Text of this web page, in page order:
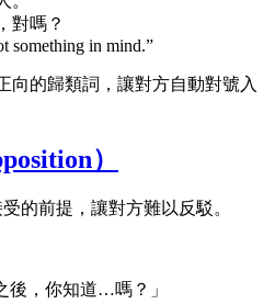
對嗎？
something in mind.”
向的歸類詞，讓對方自動對號入
）
的前提，讓對方難以反駁。
後，你知道…嗎？」